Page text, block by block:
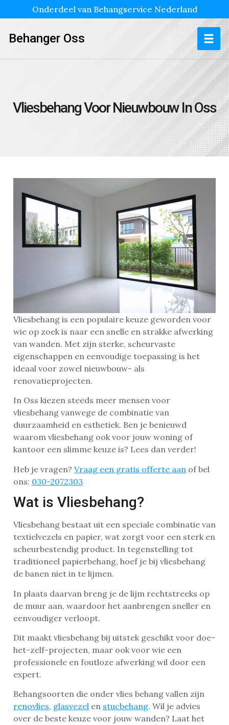
Onderdeel van Behangservice Nederland
Behanger Oss
Vliesbehang Voor Nieuwbouw In Oss
Vliesbehang is een populaire keuze geworden voor
wie op zoek is naar een snelle en strakke afwerking
van wanden. Met zijn sterke, scheurvaste
eigenschappen en eenvoudige toepassing is het
ideaal voor zowel nieuwbouw- als
renovatieprojecten.
In Oss kiezen steeds meer mensen voor
vliesbehang vanwege de combinatie van
duurzaamheid en esthetiek. Ben je benieuwd
waarom vliesbehang ook voor jouw woning of
kantoor een slimme keuze is? Lees dan verder!
Heb je vragen? Vraag een gratis offerte aan of bel
ons: 030-2072303
Wat is Vliesbehang?
Vliesbehang bestaat uit een speciale combinatie van
textielvezels en papier, wat zorgt voor een sterk en
scheurbestendig product. In tegenstelling tot
traditioneel papierbehang, hoef je bij vliesbehang
de banen niet in te lijmen.
In plaats daarvan breng je de lijm rechtstreeks op
de muur aan, waardoor het aanbrengen sneller en
eenvoudiger verloopt.
Dit maakt vliesbehang bij uitstek geschikt voor doe-
het-zelf-projecten, maar ook voor wie een
professionele en foutloze afwerking wil door een
expert.
Behangsoorten die onder vlies behang vallen zijn
renovlies, glasvezel en stucbehang. Wil je advies
over de beste keuze voor jouw wanden? Laat het